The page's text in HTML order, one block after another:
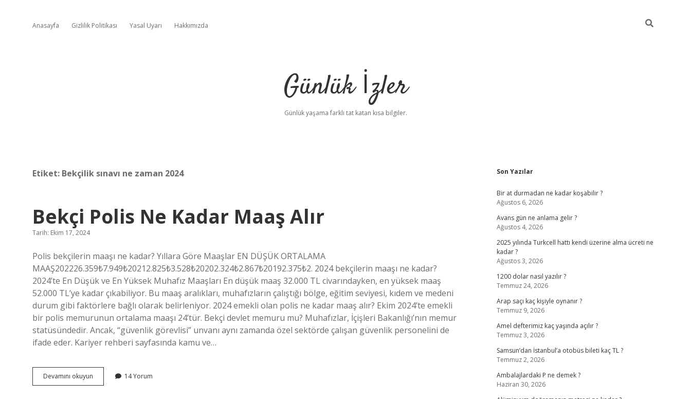
Anasayfa Gizlilik Politikası Yasal Uyarı Hakkımızda
Günlük İzler
Günlük yaşama farklı tat katan kısa bilgiler.
Etiket: Bekçilik sınavı ne zaman 2024
Bekçi Polis Ne Kadar Maaş Alır
Tarih: Ekim 17, 2024
Polis bekçilerin maaşı ne kadar? Yıllara Göre Maaşlar EN DÜŞÜK ORTALAMA
MAAŞ202226.359₺7.949₺20212.825₺3.528₺20202.324₺2.867₺20192.375₺2. 2024 bekçilerin maaşı ne kadar?
2024’te En Düşük ve En Yüksek Muhafız Maaşları En düşük maaş 32.000 TL civarındayken, en yüksek maaş
52.000 TL’ye kadar çıkabiliyor. Bu maaş aralıkları, muhafızların çalıştığı bölge, eğitim seviyesi, kıdem ve medeni
durum gibi faktörlere bağlı olarak belirleniyor. 2024 emekli olan polis ne kadar maaş alır? Ekim 2024’te emekli
bir polis memurunun ortalama maaşı 24’tür. Bekçi devlet memuru mu? Muhafızlar, İçişleri Bakanlığı’nın memur
statüsündedir. Ancak, “güvenlik görevlisi” unvanı aynı zamanda özel sektörde çalışan güvenlik personelini de
ifade eder. Kariyer rehberi sayfasında kamu ve…
Devamını okuyun
Polis
14 Yorum
Sidebar
Son Yazılar
Bir at durmadan ne kadar koşabilir ?
Ağustos 6, 2026
Avans gün ne anlama gelir ?
Ağustos 4, 2026
2025 yılında Turkcell hattı kendi üzerine alma ücreti ne
kadar ?
Ağustos 3, 2026
1200 dolar nasıl yazılır ?
Temmuz 24, 2026
Arap saçı kaç kişiyle oynanır ?
Temmuz 9, 2026
Amel defterimiz kaç yaşında açılır ?
Temmuz 3, 2026
Samsun’dan İstanbul’a otobüs bileti kaç TL ?
Temmuz 2, 2026
Ambalajlardaki P ne demek ?
Haziran 30, 2026